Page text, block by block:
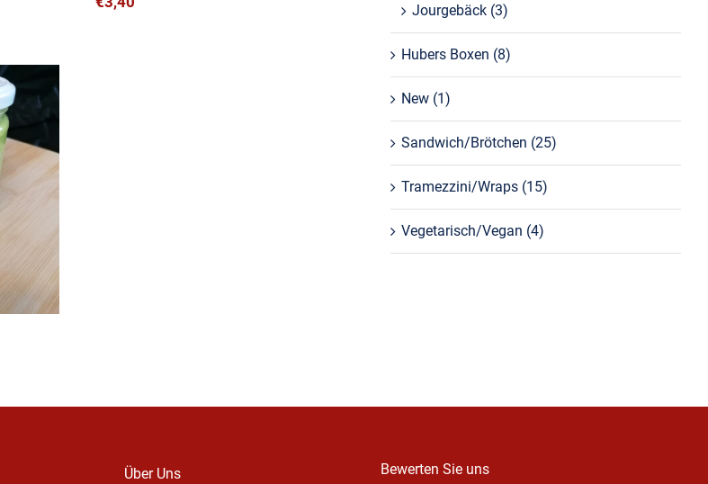
Jourgebäck (3)
Hubers Boxen (8)
New (1)
Sandwich/Brötchen (25)
Tramezzini/Wraps (15)
Vegetarisch/Vegan (4)
Über Uns Bewerten Sie uns